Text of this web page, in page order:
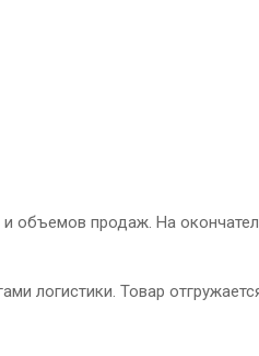
объемов продаж. На
логистики. Товар